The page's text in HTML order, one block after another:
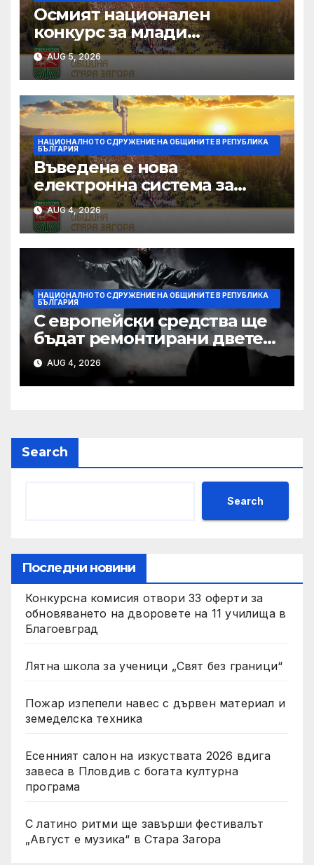
Осмият национален
конкурс за млади
изпълнители „Дунавски
звезди“ се подготвя в
Силистра
AUG 5, 2026
НАЦИОНАЛНОТО СДРУЖЕНИЕ НА ОБЩИНИТЕ В РЕПУБЛИКА
БЪЛГАРИЯ
Въведена е нова
електронна система за
кандидатстване по
Национален фонд
„Култура“
AUG 4, 2026
НАЦИОНАЛНОТО СДРУЖЕНИЕ НА ОБЩИНИТЕ В РЕПУБЛИКА
БЪЛГАРИЯ
С европейски средства ще
бъдат ремонтирани двете
най-стари училища в Ямбол
AUG 4, 2026
Search
Search
Последни новини
Конкурсна комисия отвори 33 оферти за
обновяването на дворовете на 11 училища в
Благоевград
Лятна школа за ученици „Свят без граници“
Пожар изпепели навес с дървен материал и
земеделска техника
Есенният салон на изкуствата 2026 вдига
завеса в Пловдив с богата културна
програма
С латино ритми ще завърши фестивалът
„Август е музика“ в Стара Загора